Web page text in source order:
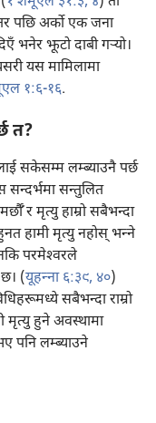
पछि अर्को एक जना
भनेर झूटो दाबी गऱ्‍यो।
यस मामिलामा
१:६-१६.
त?
सकेसम्म लम्ब्याउनै पर्छ
सन्तुलित
र मृत्यु हाम्रो सबैभन्दा
हामी मृत्यु नहोस्‌ भन्‍ने
परमेश्‍वरले
(यूहन्‍ना ६:३९, ४०)
सबैभन्दा राम्रो
मृत्यु हुने अवस्थामा
पनि लम्ब्याउने